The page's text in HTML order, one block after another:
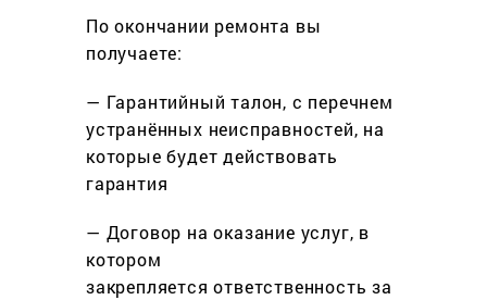
По окончании ремонта вы
получаете:
— Гарантийный талон, с перечнем
устранённых неисправностей, на
которые будет действовать
гарантия
— Договор на оказание услуг, в
котором
закрепляется ответственность за